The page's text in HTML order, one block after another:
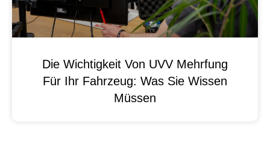
Die Wichtigkeit Von UVV Mehrfung
Für Ihr Fahrzeug: Was Sie Wissen
Müssen